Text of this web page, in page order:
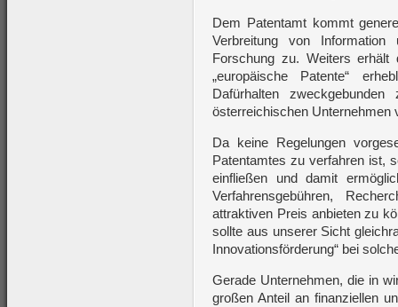
Dem Patentamt kommt
Verbreitung von
Forschung zu. Weiters
„europäische Patente“
Dafürhalten
österreichischen Unternehmen
Da keine Regelungen
Patentamtes zu verfahren ist,
einfließen und damit
Verfahrensgebühren,
attraktiven Preis anbieten zu
sollte aus unserer Sicht
Innovationsförderung“ bei
Gerade Unternehmen, die in
großen Anteil an finanziellen